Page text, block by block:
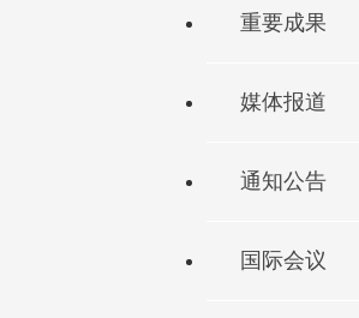
重要成果
媒体报道
通知公告
国际会议